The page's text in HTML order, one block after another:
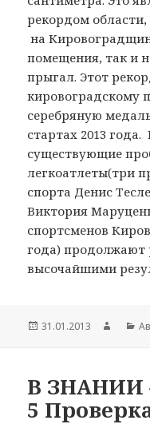
рекордом
на
помещения, так и
прыгал. Этот
кировоградскому
серебряную
стартах 2013
существующие
легкоатлеты(три
спорта Денис
Виктория
спортсменов
года) продолжают
высочайшими
Опубликовано
31.01.2013 Автор
В ЗНАНИИ
5